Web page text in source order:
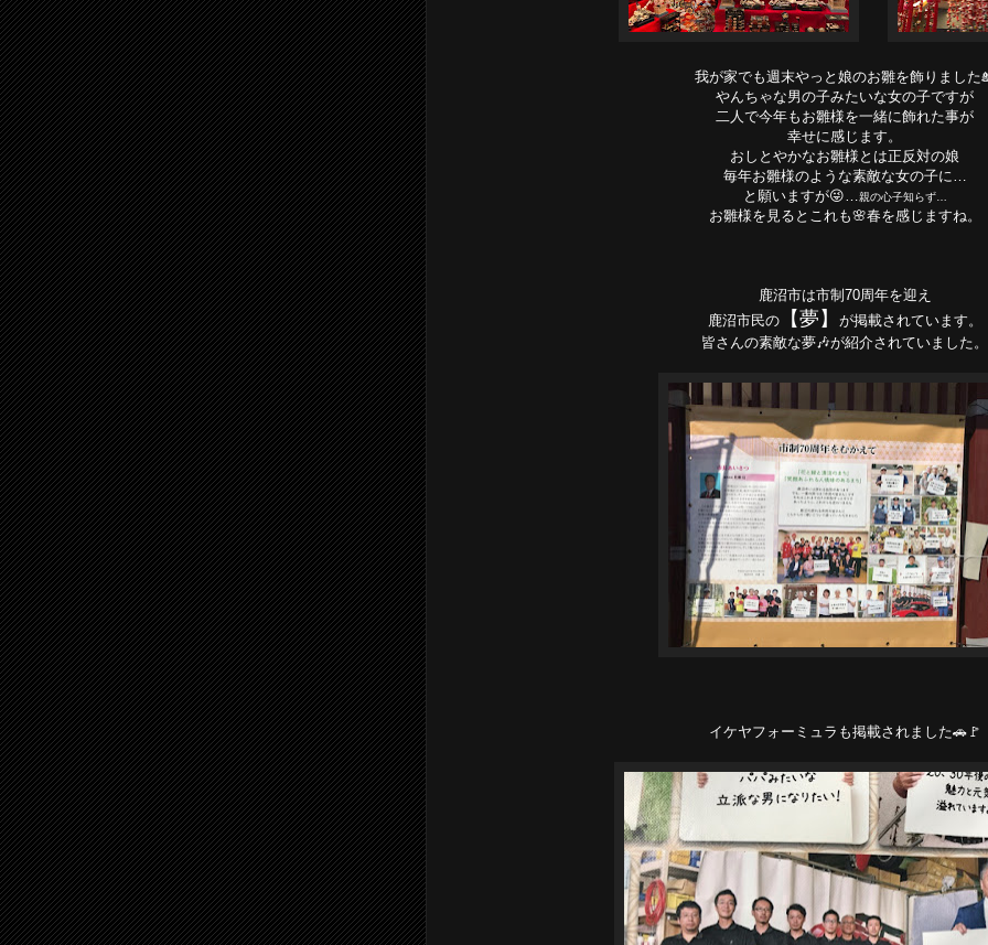
我が家でも週末やっと娘のお雛を飾りました
やんちゃな男の子みたいな女の子ですが
二人で今年もお雛様を一緒に飾れた事が
幸せに感じます。
おしとやかなお雛様とは正反対の娘
毎年お雛様のような素敵な女の子に…
と願いますが😜…親の心子知らず…
お雛様を見るとこれも🌸春を感じますね。
鹿沼市は市制70周年を迎え
鹿沼市民の【夢】
が掲載されています。
皆さんの素敵な夢🎶が紹介されていました。
イケヤフォーミュラも掲載されました🚗🚩